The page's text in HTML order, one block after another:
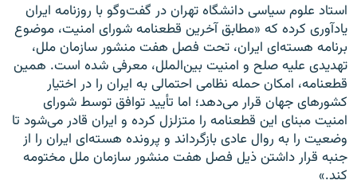
استاد علوم سیاسی دانشگاه تهران در گفت‌و‌گو با روزنامه ایران
یادآوری کرده که «مطابق آخرین قطعنامه شورای امنیت، موضوع
برنامه هسته‌ای ایران، تحت فصل هفت منشور سازمان ملل،
تهدیدی علیه صلح و امنیت بین‌الملل، معرفی شده است. همین
قطعنامه، امکان حمله نظامی احتمالی به ایران را در اختیار
کشورهای جهان قرار می‌دهد؛ اما تأیید توافق توسط شورای
امنیت مبنای این قطعنامه را متزلزل کرده و ایران قادر می‌شود تا
وضعیت را به روال عادی بازگرداند و پرونده هسته‌ای ایران را از
جنبه قرار داشتن ذیل فصل هفت منشور سازمان ملل مختومه
کند.»